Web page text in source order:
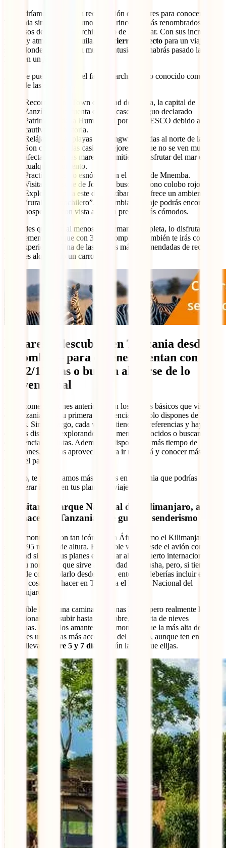
No podríamos cerrar esta recopilación de lugares para conocer en
Tanzania sin mencionar uno de los rincones más renombrados y
hermosos de África: el archipiélago de Zanzíbar. Con sus increíbles
playas y atmósfera tranquila, es el
cierre perfecto para un viaje de
safari donde, aunque con mucho entusiasmo, habrás pasado largas
horas en un
¿Qué se puede hacer en el famoso archipiélago conocido como las
“islas de las especias”?
Recorre Stone Town o Ciudad de Piedra, la capital de
Zanzíbar, que cuenta con un casco antiguo declarado
Patrimonio de la Humanidad por la UNESCO debido a su
cautivadora historia.
Relájate en las playas de Nungwi, situadas al norte de la isla.
Son consideradas casi las mejores, ya que no se ven muy
afectadas por las mareas, permitiendo disfrutar del mar en
cualquier momento.
Practica buceo o esnórquel en el atolón de Mnemba.
Visita el Bosque de Jozani y busca al mono colobo rojo.
Explora la costa este de Zanzíbar, que ofrece un ambiente más
“rural” y “mochilero”. En Jambiani o Paje podrás encontrar
hospedajes con vista al mar a precios más cómodos.
Si puedes quedarte al menos una semana completa, lo disfrutarás
enormemente, aunque con 3 días completos también te irás con una
gran experiencia. Una de las formas más recomendadas de recorrer
la isla es alquilando un carro.
Lugares a descubrir en Tanzania desde
Colombia – para quienes cuentan con más
de 12/15 días o buscan alejarse de lo
convencional
Las recomendaciones anteriores son los puntos básicos que visitar
en Tanzania si es tu primera experiencia o si solo dispones de hasta
15 días. Sin embargo, cada viajero tiene sus preferencias y hay
quienes disfrutan explorando sitios menos conocidos o buscando
experiencias distintas. Además, si dispones de más tiempo de
vacaciones, podrías aprovechar para ir más allá y conocer más a
fondo el país.
Por eso, te presentamos más lugares en Tanzania que podrías
considerar incluir en tus planes de viaje.
8. Visitar el Parque Nacional del Kilimanjaro, algo
que hacer en Tanzania si te gusta el senderismo
Pocas montañas son tan icónicas en África como el Kilimanjaro, con
sus 5,895 metros de altura. Es posible verlo desde el avión con gran
facilidad si entre tus planes está volar al aeropuerto internacional que
lleva su nombre y que sirve a la ciudad de Arusha, pero, si tienes
ganas de contemplarlo desde cerca, entonces deberías incluir en tu
lista de cosas que hacer en Tanzania el Parque Nacional del
Kilimanjaro.
Es posible hacer una caminata de unas horas, pero realmente lo más
impresionante es subir hasta su cumbre, cubierta de nieves
perpetuas. Dicen los amantes de la montaña que la más alta de
África es una de las más accesibles del mundo, aunque ten en cuenta
que te llevará
entre 5 y 7 días , según la ruta que elijas.